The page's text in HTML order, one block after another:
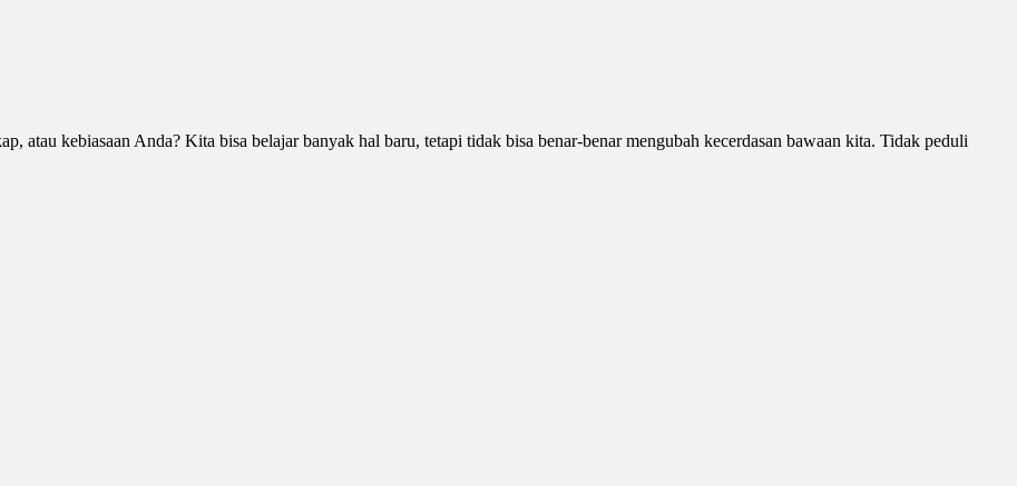
atau kebiasaan Anda? Kita bisa belajar banyak hal baru, tetapi tidak bisa benar-benar mengubah kecerdasan bawaan kita. Tidak peduli